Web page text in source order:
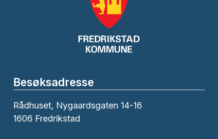
Besøksadresse
Rådhuset, Nygaardsgaten 14-16
1606 Fredrikstad